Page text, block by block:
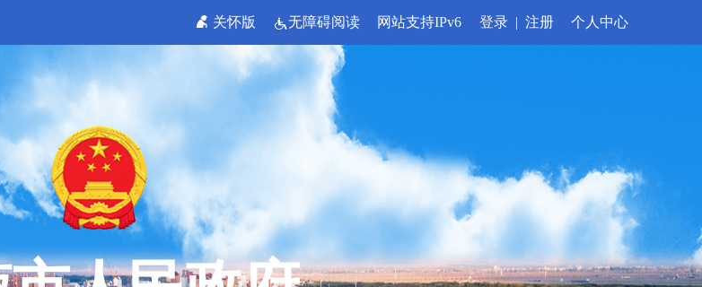
关怀版 无障碍阅读 网站支持IPv6 登录 | 注册 个人中心